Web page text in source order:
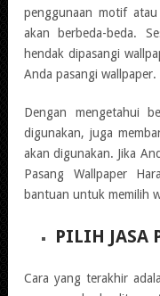
penggunaan motif
akan berbeda-beda.
hendak dipasangi
Anda pasangi wallpaper.
Dengan mengetahui
digunakan, juga
akan digunakan. Jika
Pasang Wallpaper
bantuan untuk memilih
PILIH JASA
Cara yang terakhir